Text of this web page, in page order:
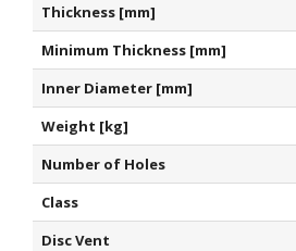
Thickness [mm]
Minimum Thickness [mm]
Inner Diameter [mm]
Weight [kg]
Number of Holes
Class
Disc Vent